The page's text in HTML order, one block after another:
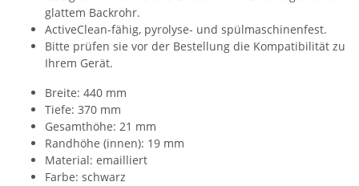
glattem Backrohr.
ActiveClean-fähig, pyrolyse- und spülmaschinenfest.
Bitte prüfen sie vor der Bestellung die Kompatibilität zu
Ihrem Gerät.
Breite: 440 mm
Tiefe: 370 mm
Gesamthöhe: 21 mm
Randhöhe (innen): 19 mm
Material: emailliert
Farbe: schwarz